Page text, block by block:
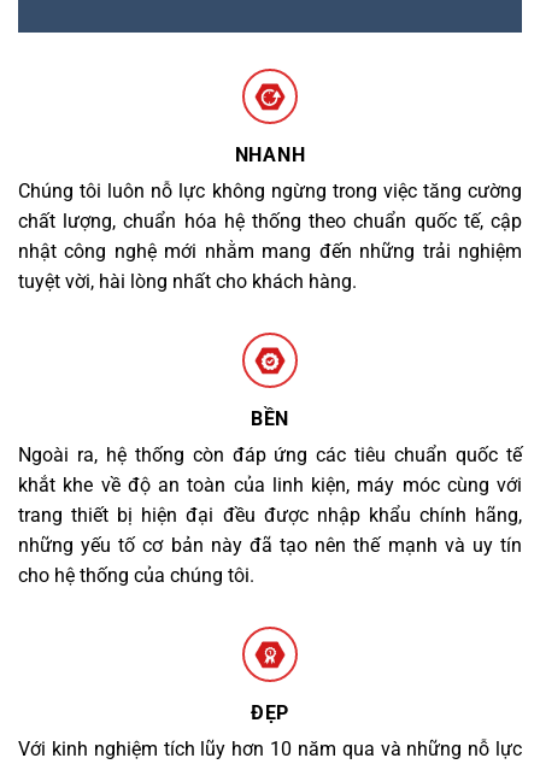
NHANH
Chúng tôi luôn nỗ lực không ngừng trong việc tăng cường
chất lượng, chuẩn hóa hệ thống theo chuẩn quốc tế, cập
nhật công nghệ mới nhằm mang đến những trải nghiệm
tuyệt vời, hài lòng nhất cho khách hàng.
BỀN
Ngoài ra, hệ thống còn đáp ứng các tiêu chuẩn quốc tế
khắt khe về độ an toàn của linh kiện, máy móc cùng với
trang thiết bị hiện đại đều được nhập khẩu chính hãng,
những yếu tố cơ bản này đã tạo nên thế mạnh và uy tín
cho hệ thống của chúng tôi.
ĐẸP
Với kinh nghiệm tích lũy hơn 10 năm qua và những nỗ lực